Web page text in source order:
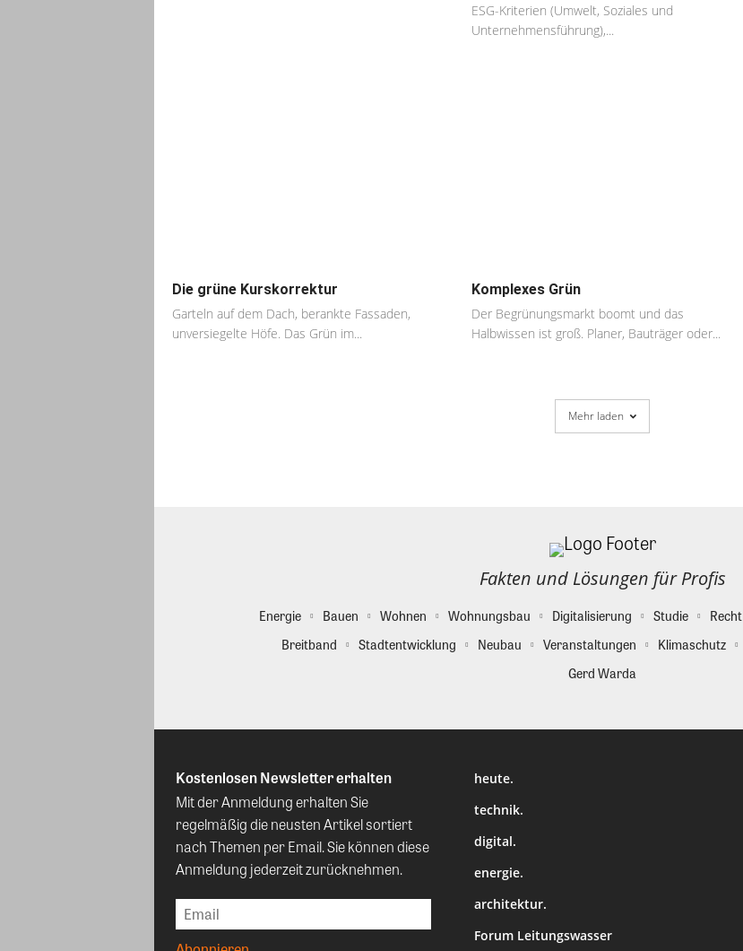
ESG-Kriterien (Umwelt, Soziales und
Unternehmensführung),...
Die grüne Kurskorrektur
Garteln auf dem Dach, berankte Fassaden,
unversiegelte Höfe. Das Grün im...
Komplexes Grün
Der Begrünungsmarkt boomt und das
Halbwissen ist groß. Planer, Bauträger oder...
Mehr laden
Fakten und Lösungen für Profis
Energie Bauen Wohnen Wohnungsbau Digitalisierung Studie Recht
Breitband
Stadtentwicklung Neubau Veranstaltungen Klimaschutz
Gerd Warda
Kostenlosen Newsletter erhalten
Mit der Anmeldung erhalten Sie
regelmäßig die neusten Artikel sortiert
nach Themen per Email. Sie können diese
Anmeldung jederzeit zurücknehmen.
heute.
technik.
digital.
energie.
architektur.
Forum Leitungswasser